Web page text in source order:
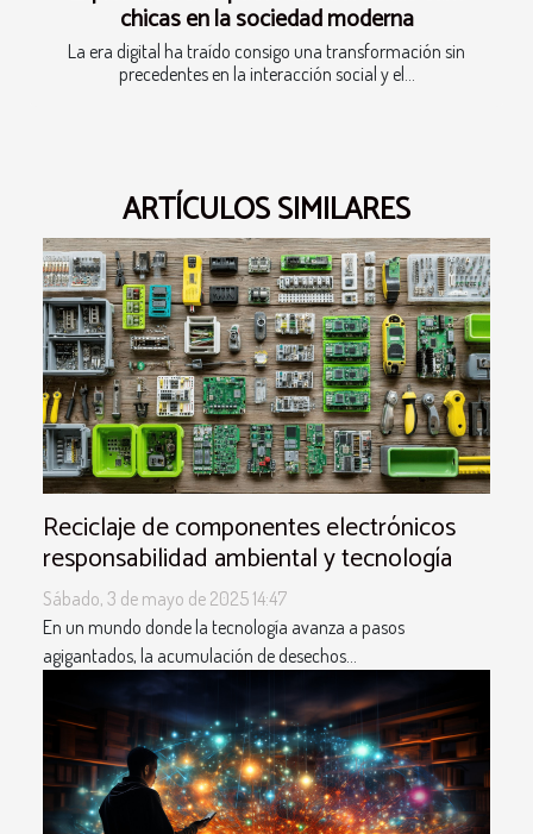
chicas en la sociedad moderna
La era digital ha traído consigo una transformación sin
precedentes en la interacción social y el...
ARTÍCULOS SIMILARES
Reciclaje de componentes electrónicos
responsabilidad ambiental y tecnología
Sábado, 3 de mayo de 2025 14:47
En un mundo donde la tecnología avanza a pasos
agigantados, la acumulación de desechos...